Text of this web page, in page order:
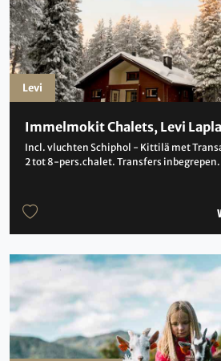
Immelmokit Chalets, Levi
Incl. vluchten Schiphol - Kittilä met
2 tot 8-pers.chalet. Transfers inbegrepen.
Levi